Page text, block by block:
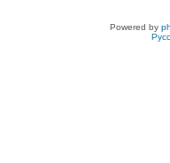
Powered by